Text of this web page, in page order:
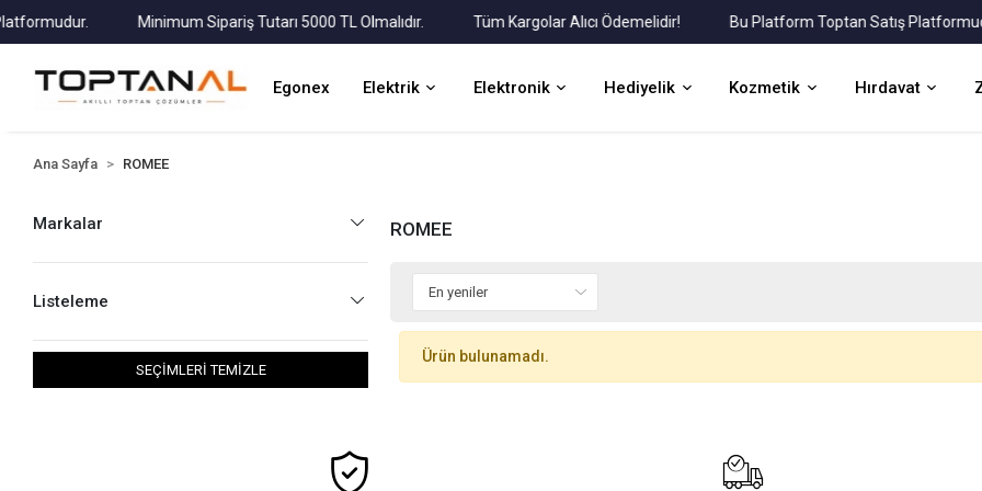
Minimum Sipariş Tutarı 5000 TL Olmalıdır. Tüm Kargolar Alıcı Ödemelidir! Bu Platform Toptan Satış Platformudur.
Egonex Elektrik Elektronik Hediyelik Kozmetik Hırdavat
Ana Sayfa ROMEE
Markalar
Listeleme
SEÇİMLERİ TEMİZLE
ROMEE
Ürün bulunamadı.